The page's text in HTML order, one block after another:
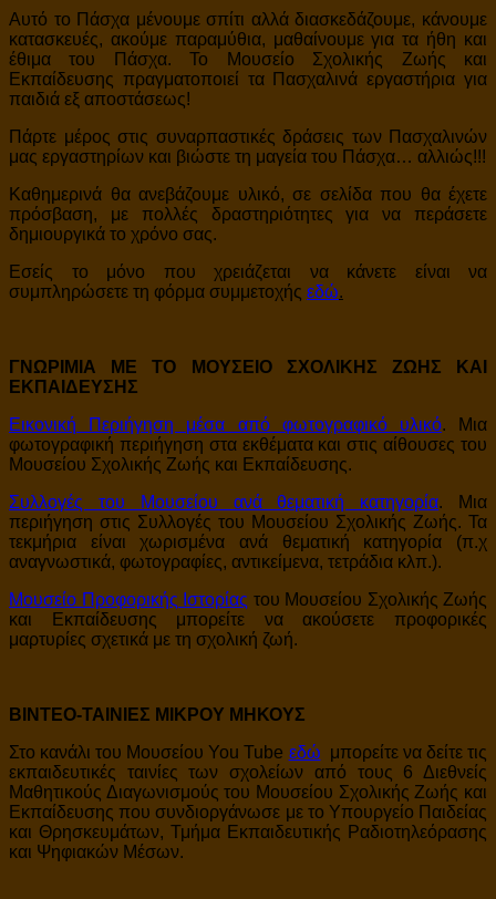
Αυτό το Πάσχα μένουμε σπίτι αλλά διασκεδάζουμε, κάνουμε
κατασκευές, ακούμε παραμύθια, μαθαίνουμε για τα ήθη και
έθιμα του Πάσχα. Το Μουσείο Σχολικής Ζωής και
Εκπαίδευσης πραγματοποιεί τα Πασχαλινά εργαστήρια για
παιδιά εξ αποστάσεως!
Πάρτε μέρος στις συναρπαστικές δράσεις των Πασχαλινών
μας εργαστηρίων και βιώστε τη μαγεία του Πάσχα… αλλιώς!!!
Καθημερινά θα ανεβάζουμε υλικό, σε σελίδα που θα έχετε
πρόσβαση, με πολλές δραστηριότητες για να περάσετε
δημιουργικά το χρόνο σας.
Εσείς το μόνο που χρειάζεται να κάνετε είναι να
συμπληρώσετε τη φόρμα συμμετοχής εδώ.
ΓΝΩΡΙΜΙΑ ΜΕ ΤΟ ΜΟΥΣΕΙΟ ΣΧΟΛΙΚΗΣ ΖΩΗΣ ΚΑΙ
ΕΚΠΑΙΔΕΥΣΗΣ
Εικονική Περιήγηση μέσα από φωτογραφικό υλικό. Μια
φωτογραφική περιήγηση στα εκθέματα και στις αίθουσες του
Μουσείου Σχολικής Ζωής και Εκπαίδευσης.
Συλλογές του Μουσείου ανά θεματική κατηγορία. Μια
περιήγηση στις Συλλογές του Μουσείου Σχολικής Ζωής. Τα
τεκμήρια είναι χωρισμένα ανά θεματική κατηγορία (π.χ
αναγνωστικά, φωτογραφίες, αντικείμενα, τετράδια κλπ.).
Μουσείο Προφορικής Ιστορίας του Μουσείου Σχολικής Ζωής
και Εκπαίδευσης μπορείτε να ακούσετε προφορικές
μαρτυρίες σχετικά με τη σχολική ζωή.
ΒΙΝΤΕΟ-ΤΑΙΝΙΕΣ ΜΙΚΡΟΥ ΜΗΚΟΥΣ
Στο κανάλι του Μουσείου You Tube εδώ μπορείτε να δείτε τις
εκπαιδευτικές ταινίες των σχολείων από τους 6 Διεθνείς
Μαθητικούς Διαγωνισμούς του Μουσείου Σχολικής Ζωής και
Εκπαίδευσης που συνδιοργάνωσε με το Υπουργείο Παιδείας
και Θρησκευμάτων, Τμήμα Εκπαιδευτικής Ραδιοτηλεόρασης
και Ψηφιακών Μέσων.